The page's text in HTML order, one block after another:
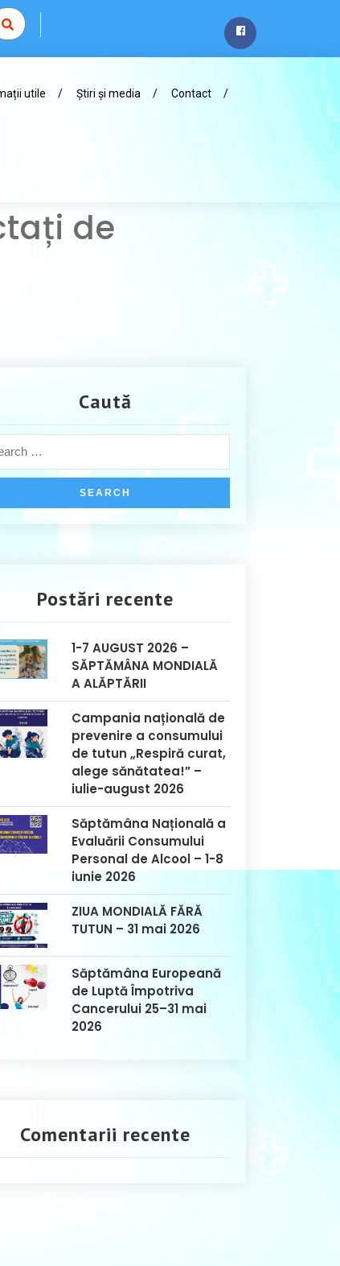
utile Știri și media Contact
de
Caută
Postări recente
1-7 AUGUST 2026 –
SĂPTĂMÂNA MONDIALĂ
A ALĂPTĂRII
Campania națională de
prevenire a consumului
de tutun „Respiră curat,
alege sănătatea!” –
iulie-august 2026
Săptămâna Națională a
Evaluării Consumului
Personal de Alcool – 1-8
iunie 2026
ZIUA MONDIALĂ FĂRĂ
TUTUN – 31 mai 2026
Săptămâna Europeană
de Luptă Împotriva
Cancerului 25–31 mai
2026
Comentarii recente